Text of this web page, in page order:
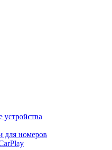
для номеров